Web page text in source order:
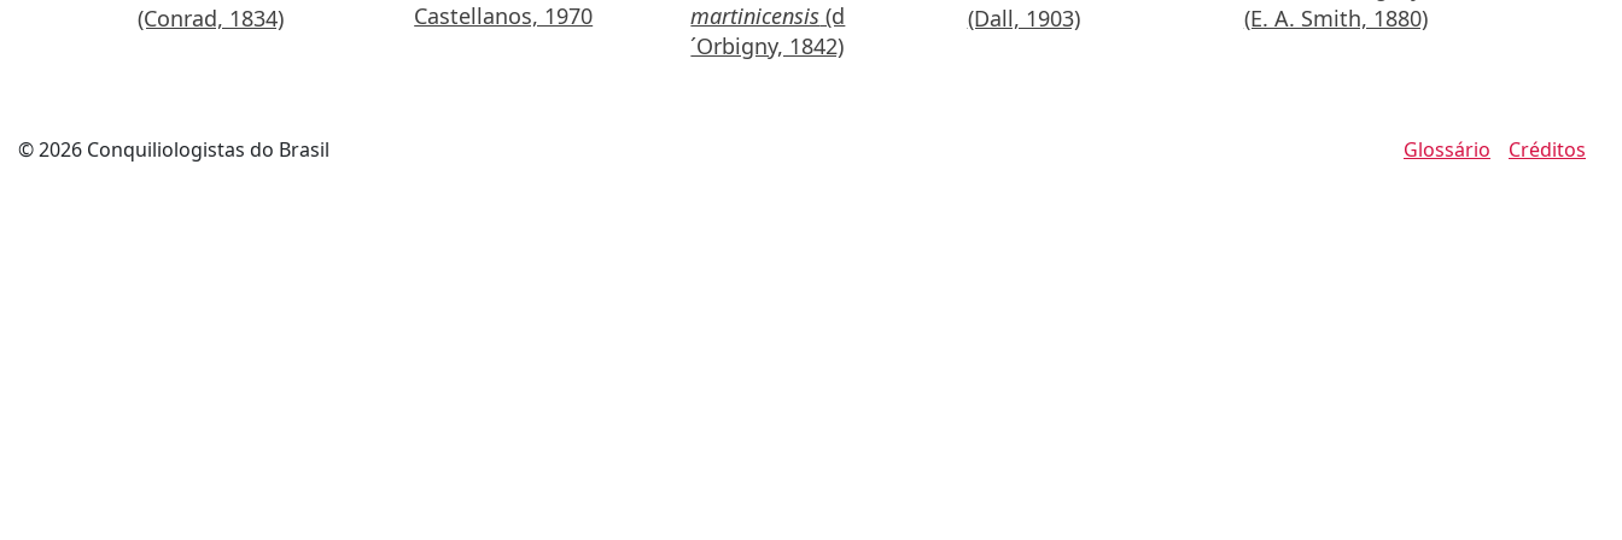
(Conrad, 1834)
Castellanos, 1970
martinicensis (d
´Orbigny, 1842)
(Dall, 1903)
(E. A. Smith, 1880)
©️ 2026 Conquiliologistas do Brasil Glossário Créditos